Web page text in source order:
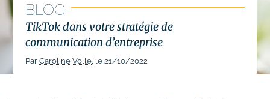
# Création de site e-commerce
# Site internet TPE & PME
BLOG
TikTok dans votre stratégie de
communication d’entreprise
ParCaroline Volle, le 21/10/2022